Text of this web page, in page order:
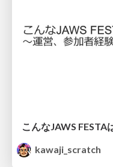
こんなJAWS FESTA
kawaji_scratch